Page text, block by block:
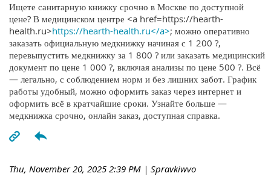
Ищете санитарную книжку срочно в Москве по доступной
цене? В медицинском центре <a href=https://hearth-
health.ru>https://hearth-health.ru</a>; можно оперативно
заказать официальную медкнижку начиная с 1 200 ?,
перевыпустить медкнижку за 1 800 ? или заказать медицинский
документ по цене 1 000 ?, включая анализы по цене 500 ?. Всё
— легально, с соблюдением норм и без лишних забот. График
работы удобный, можно оформить заказ через интернет и
оформить всё в кратчайшие сроки. Узнайте больше —
медкнижка срочно, онлайн заказ, доступная справка.
Thu, November 20, 2025 2:39 PM | Spravkiwvo